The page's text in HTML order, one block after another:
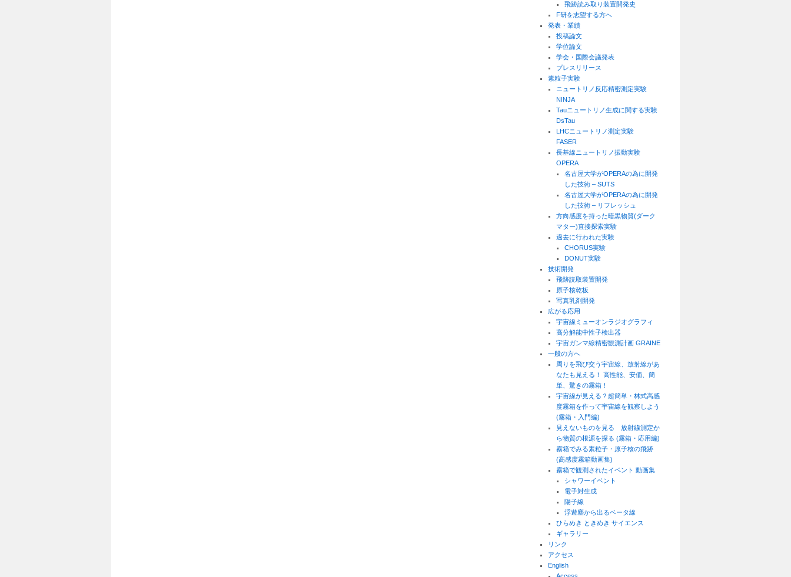
飛跡読み取り装置開発史
F研を志望する方へ
発表・業績
投稿論文
学位論文
学会・国際会議発表
プレスリリース
素粒子実験
ニュートリノ反応精密測定実験
NINJA
Tauニュートリノ生成に関する実験
DsTau
LHCニュートリノ測定実験
FASER
長基線ニュートリノ振動実験
OPERA
名古屋大学がOPERAの為に開発
した技術 – SUTS
名古屋大学がOPERAの為に開発
した技術 – リフレッシュ
方向感度を持った暗黒物質(ダーク
マター)直接探索実験
過去に行われた実験
CHORUS実験
DONUT実験
技術開発
飛跡読取装置開発
原子核乾板
写真乳剤開発
広がる応用
宇宙線ミューオンラジオグラフィ
高分解能中性子検出器
宇宙ガンマ線精密観測計画 GRAINE
一般の方へ
周りを飛び交う宇宙線、放射線があ
なたも見える！ 高性能、安価、簡
単、驚きの霧箱！
宇宙線が見える？超簡単・林式高感
度霧箱を作って宇宙線を観察しよう
(霧箱・入門編)
見えないものを見る 放射線測定か
ら物質の根源を探る (霧箱・応用編)
霧箱でみる素粒子・原子核の飛跡
(高感度霧箱動画集)
霧箱で観測されたイベント 動画集
シャワーイベント
電子対生成
陽子線
浮遊塵から出るベータ線
ひらめき ときめき サイエンス
ギャラリー
リンク
アクセス
English